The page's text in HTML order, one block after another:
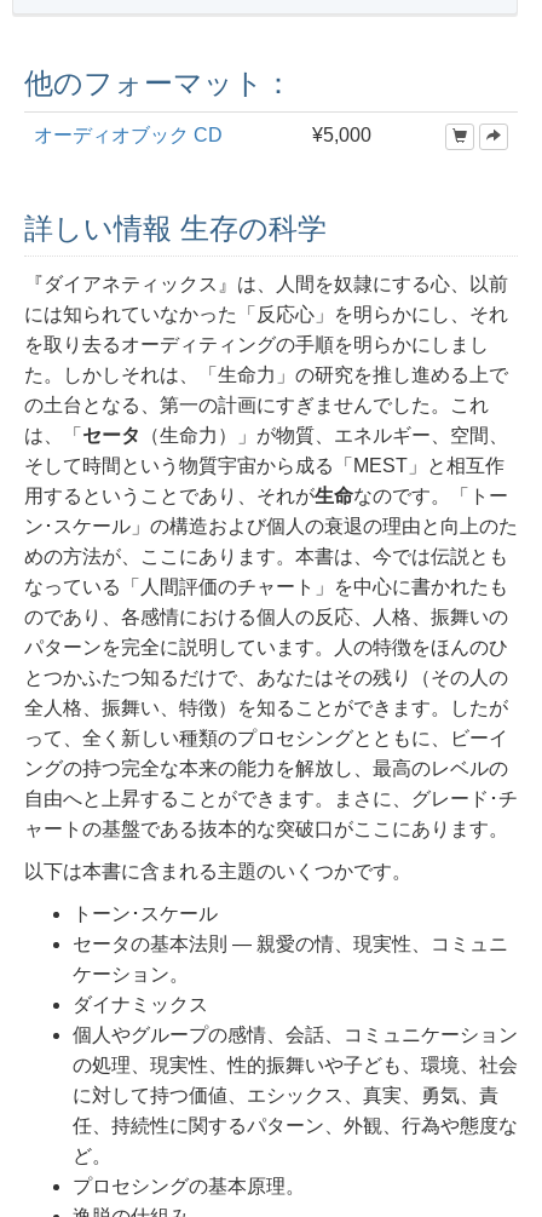
他のフォーマット：
オーディオブック CD ¥5,000
詳しい情報 生存の科学
『ダイアネティックス』は、人間を奴隷にする心、以前
には知られていなかった「反応心」を明らかにし、それ
を取り去るオーディティングの手順を明らかにしまし
た。
しかしそれは、「生命力」の研究を推し進める上で
の土台となる、第一の計画にすぎませんでした。
これ
は、「 セータ
（生命力）」が物質、エネルギー、空間、
そして時間という物質宇宙から成る「MEST」と相互作
用するということであり、それが生命なのです。
「トー
ン･スケール」の構造および個人の衰退の理由と向上のた
めの方法が、ここにあります。 本書は、今では伝説とも
なっている「人間評価のチャート」を中心に書かれたも
のであり、各感情における個人の反応、人格、振舞いの
パターンを完全に説明しています。
人の特徴をほんのひ
とつかふたつ知るだけで、あなたはその残り（その人の
全人格、振舞い、特徴）を知ることができます。したが
って、全く新しい種類のプロセシングとともに、ビーイ
ングの持つ完全な本来の能力を解放し、最高のレベルの
自由へと上昇することができます。まさに、グレード･チ
ャートの基盤である抜本的な突破口がここにあります。
以下は本書に含まれる主題のいくつかです。
トーン･スケール
セータの基本法則 ― 親愛の情、現実性、コミュニ
ケーション。
ダイナミックス
個人やグループの感情、会話、コミュニケーション
の処理、現実性、性的振舞いや子ども、環境、社会
に対して持つ価値、エシックス、真実、勇気、責
任、持続性に関するパターン、外観、行為や態度な
ど。
プロセシングの基本原理。